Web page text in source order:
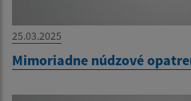
25.03.2025
Mimoriadne núdzové